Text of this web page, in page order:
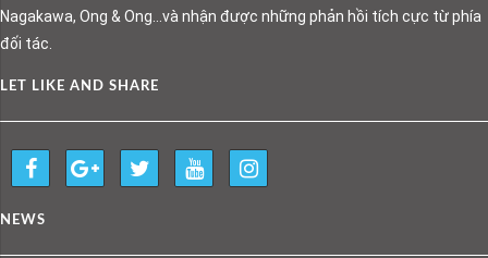
Nagakawa, Ong & Ong…và nhận được những phản hồi tích cực từ phía
đối tác.
LET LIKE AND SHARE
NEWS